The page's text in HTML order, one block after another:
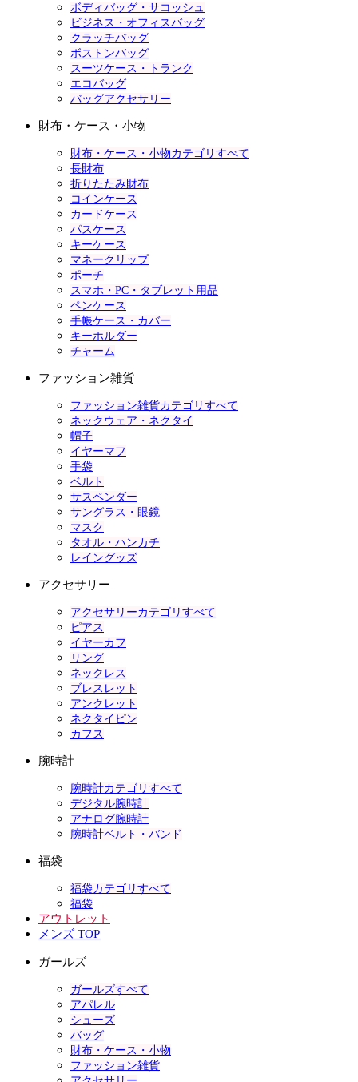
ボディバッグ・サコッシュ
ビジネス・オフィスバッグ
クラッチバッグ
ボストンバッグ
スーツケース・トランク
エコバッグ
バッグアクセサリー
財布・ケース・小物
財布・ケース・小物カテゴリすべて
長財布
折りたたみ財布
コインケース
カードケース
パスケース
キーケース
マネークリップ
ポーチ
スマホ・PC・タブレット用品
ペンケース
手帳ケース・カバー
キーホルダー
チャーム
ファッション雑貨
ファッション雑貨カテゴリすべて
ネックウェア・ネクタイ
帽子
イヤーマフ
手袋
ベルト
サスペンダー
サングラス・眼鏡
マスク
タオル・ハンカチ
レイングッズ
アクセサリー
アクセサリーカテゴリすべて
ピアス
イヤーカフ
リング
ネックレス
ブレスレット
アンクレット
ネクタイピン
カフス
腕時計
腕時計カテゴリすべて
デジタル腕時計
アナログ腕時計
腕時計ベルト・バンド
福袋
福袋カテゴリすべて
福袋
アウトレット
メンズ TOP
ガールズ
ガールズすべて
アパレル
シューズ
バッグ
財布・ケース・小物
ファッション雑貨